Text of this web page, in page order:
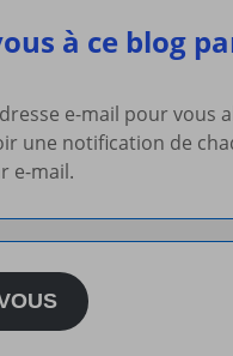
à ce blog
e-mail pour vous
une notification de
e-mail.